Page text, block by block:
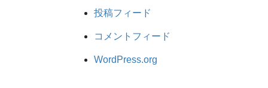
投稿フィード
コメントフィード
WordPress.org